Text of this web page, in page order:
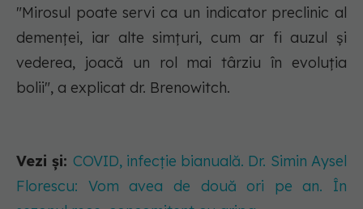
"Mirosul poate servi ca un indicator preclinic al
demenței, iar alte simțuri, cum ar fi auzul și
vederea, joacă un rol mai târziu în evoluția
bolii", a explicat dr. Brenowitch.
Vezi și: COVID, infecție bianuală. Dr. Simin Aysel
Florescu: Vom avea de două ori pe an. În